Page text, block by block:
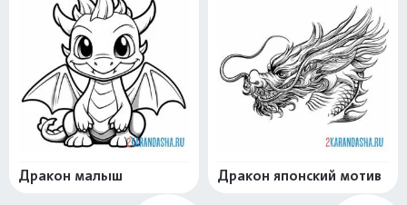
Дракон малыш Дракон японский мотив